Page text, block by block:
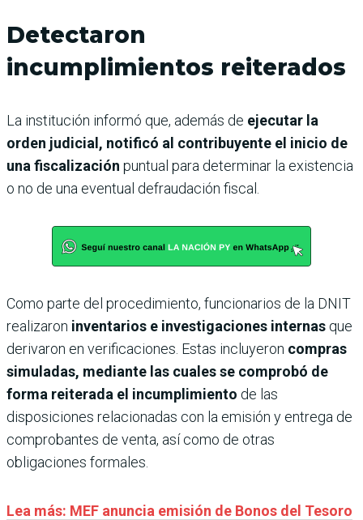
Detectaron
incumplimientos reiterados
La institución informó que, además de ejecutar la
orden judicial, notificó al contribuyente el inicio de
una fiscalización puntual para determinar la existencia
o no de una eventual defraudación fiscal.
Como parte del procedimiento, funcionarios de la DNIT
realizaron inventarios e investigaciones internas que
derivaron en verificaciones. Estas incluyeron compras
simuladas, mediante las cuales se comprobó de
forma reiterada el incumplimiento de las
disposiciones relacionadas con la emisión y entrega de
comprobantes de venta, así como de otras
obligaciones formales.
Lea más: MEF anuncia emisión de Bonos del Tesoro